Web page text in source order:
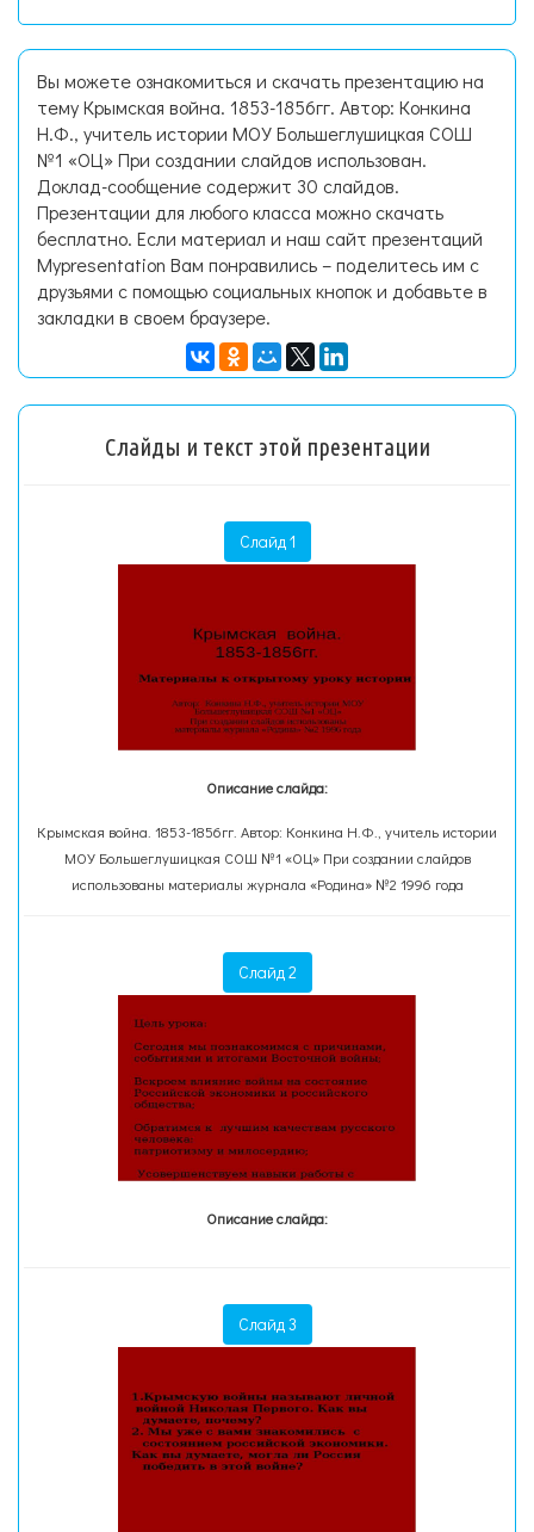
Вы можете ознакомиться и скачать презентацию на
тему Крымская война. 1853-1856гг. Автор: Конкина
Н.Ф., учитель истории МОУ Большеглушицкая СОШ
№1 «ОЦ» При создании слайдов использован.
Доклад-сообщение содержит 30 слайдов.
Презентации для любого класса можно скачать
бесплатно. Если материал и наш сайт презентаций
Mypresentation Вам понравились – поделитесь им с
друзьями с помощью социальных кнопок и добавьте в
закладки в своем браузере.
Слайды и текст этой презентации
Слайд 1
Описание слайда:
Крымская война. 1853-1856гг. Автор: Конкина Н.Ф., учитель истории
МОУ Большеглушицкая СОШ №1 «ОЦ» При создании слайдов
использованы материалы журнала «Родина» №2 1996 года
Слайд 2
Описание слайда:
Слайд 3